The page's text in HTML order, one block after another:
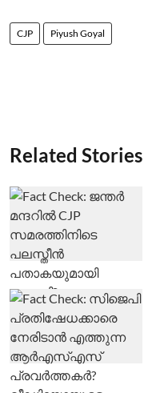
CJP Piyush Goyal
Related Stories